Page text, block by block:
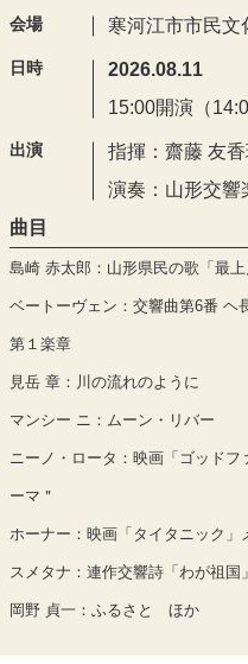
会場 寒河江市市民文
日時
2026.08.11
15:00開演（
出演
指揮：齋藤 友香
演奏：山形交響
曲目
島崎 赤太郎：山形県民の歌「最上
ベートーヴェン：交響曲第6番 ヘ
第１楽章
見岳 章：川の流れのように
マンシー ニ：ムーン・リバー
ニーノ・ロータ：映画「ゴッドフ
ーマ＂
ホーナー：映画「タイタニック」
スメタナ：連作交響詩「わが祖国
岡野 貞一：ふるさと ほか